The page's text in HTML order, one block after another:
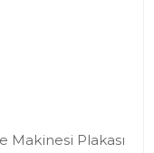
Makinesi Plakası